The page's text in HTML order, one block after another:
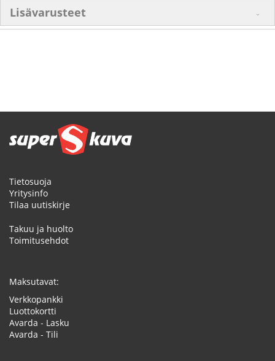
Lisävarusteet
Tietosuoja
Yritysinfo
Tilaa uutiskirje
Takuu ja huolto
Toimitusehdot
Maksutavat:
Verkkopankki
Luottokortti
Avarda - Lasku
Avarda - Tili